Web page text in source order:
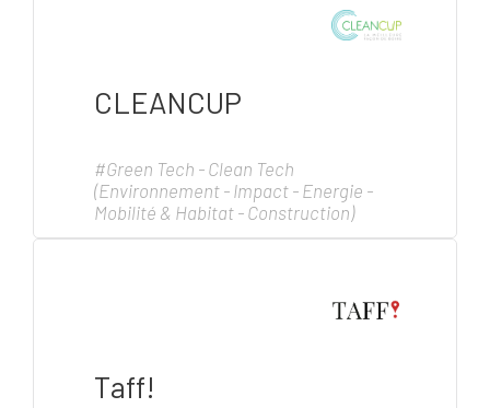
CLEANCUP
#Green Tech - Clean Tech
(Environnement - Impact - Energie -
Mobilité & Habitat - Construction)
Taff!